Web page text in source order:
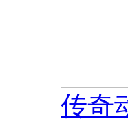
传奇